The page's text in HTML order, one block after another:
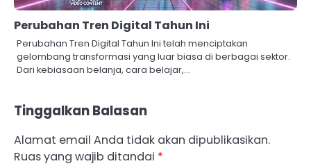
Perubahan Tren Digital Tahun Ini
Perubahan Tren Digital Tahun Ini telah menciptakan
gelombang transformasi yang luar biasa di berbagai sektor.
Dari kebiasaan belanja, cara belajar,…
Tinggalkan Balasan
Alamat email Anda tidak akan dipublikasikan.
Ruas yang wajib ditandai *